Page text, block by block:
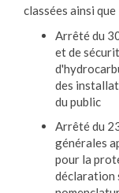
classées ainsi
Arrêté du
et de
des
du public
Arrêté du
générales
pour la
déclaration